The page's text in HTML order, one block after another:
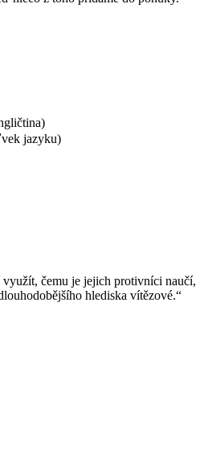
jazyku)
čemu je jejich protivníci naučí,
hlediska vítězové.